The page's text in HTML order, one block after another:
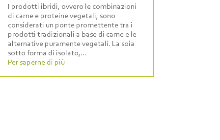
I prodotti ibridi, ovvero le combinazioni
di carne e proteine vegetali, sono
considerati un ponte promettente tra i
prodotti tradizionali a base di carne e le
alternative puramente vegetali. La soia
sotto forma di isolato,...
Per saperne di più